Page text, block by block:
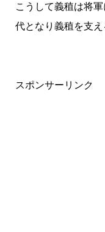
こうして義稙は将
代となり義稙を支え
スポンサーリンク